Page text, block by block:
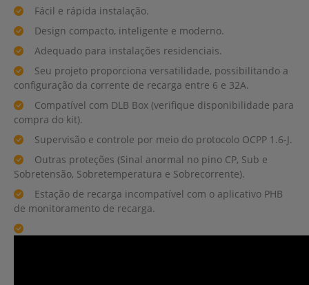
Fácil e rápida instalação.
Design compacto, inteligente e moderno.
Adequado para instalações residenciais.
Seu projeto proporciona versatilidade, possibilitando a
configuração da corrente de recarga entre 6 e 32A.
Compatível com DLB Box (verifique disponibilidade para
compra do kit).
Supervisão e controle por meio do protocolo OCPP 1.6-J.
Outras proteções (Sinal anormal no pino CP, Sub e
Sobretensão, Sobretemperatura e Sobrecorrente).
Estação de recarga incompatível com o aplicativo PHB
de monitoramento de recarga.